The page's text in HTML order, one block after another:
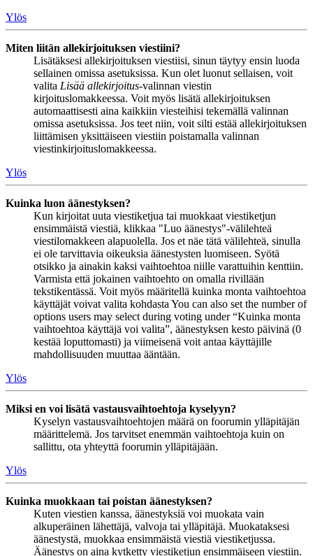
Ylös
Miten liitän allekirjoituksen viestiini?
Lisätäksesi allekirjoituksen viestiisi, sinun täytyy ensin luoda
sellainen omissa asetuksissa. Kun olet luonut sellaisen, voit
valita Lisää allekirjoitus-valinnan viestin
kirjoituslomakkeessa. Voit myös lisätä allekirjoituksen
automaattisesti aina kaikkiin viesteihisi tekemällä valinnan
omissa asetuksissa. Jos teet niin, voit silti estää allekirjoituksen
liittämisen yksittäiseen viestiin poistamalla valinnan
viestinkirjoituslomakkeessa.
Ylös
Kuinka luon äänestyksen?
Kun kirjoitat uuta viestiketjua tai muokkaat viestiketjun
ensimmäistä viestiä, klikkaa "Luo äänestys"-välilehteä
viestilomakkeen alapuolella. Jos et näe tätä välilehteä, sinulla
ei ole tarvittavia oikeuksia äänestysten luomiseen. Syötä
otsikko ja ainakin kaksi vaihtoehtoa niille varattuihin kenttiin.
Varmista että jokainen vaihtoehto on omalla rivillään
tekstikentässä. Voit myös määritellä kuinka monta vaihtoehtoa
käyttäjät voivat valita kohdasta You can also set the number of
options users may select during voting under “Kuinka monta
vaihtoehtoa käyttäjä voi valita”, äänestyksen kesto päivinä (0
kestää loputtomasti) ja viimeisenä voit antaa käyttäjille
mahdollisuuden muuttaa ääntään.
Ylös
Miksi en voi lisätä vastausvaihtoehtoja kyselyyn?
Kyselyn vastausvaihtoehtojen määrä on foorumin ylläpitäjän
määrittelemä. Jos tarvitset enemmän vaihtoehtoja kuin on
sallittu, ota yhteyttä foorumin ylläpitäjään.
Ylös
Kuinka muokkaan tai poistan äänestyksen?
Kuten viestien kanssa, äänestyksiä voi muokata vain
alkuperäinen lähettäjä, valvoja tai ylläpitäjä. Muokataksesi
äänestystä, muokkaa ensimmäistä viestiä viestiketjussa.
Äänestys on aina kytketty viestiketjun ensimmäiseen viestiin.